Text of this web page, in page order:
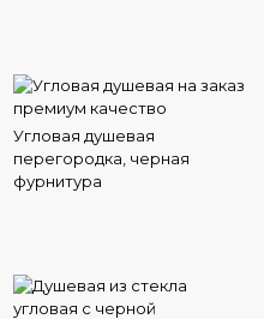
Угловая душевая
перегородка, черная
фурнитура